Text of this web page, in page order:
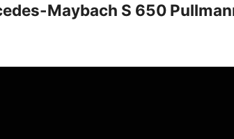
Maybach S 650